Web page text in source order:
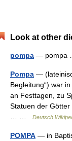
Look at other
pompa —
Pompa —
Begleitung“) war
an Festtagen, zu
Statuen der Götter
Deutsch
POMPA — in